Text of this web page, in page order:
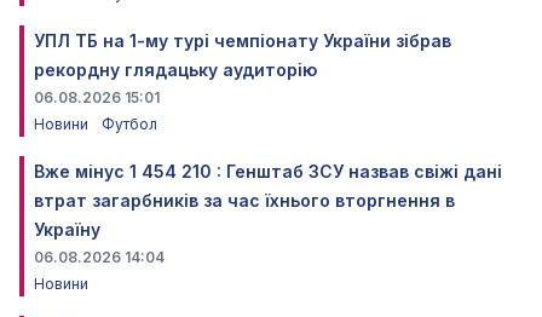
УПЛ ТБ на 1-му турі чемпіонату України зібрав
рекордну глядацьку аудиторію
06.08.2026 15:01
Новини
Футбол
Вже мінус 1 454 210 : Генштаб ЗСУ назвав свіжі дані
втрат загарбників за час їхнього вторгнення в
Україну
06.08.2026 14:04
Новини